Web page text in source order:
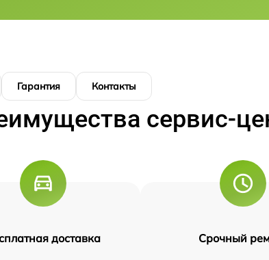
Гарантия Контакты
сервис-
доставка Срочный